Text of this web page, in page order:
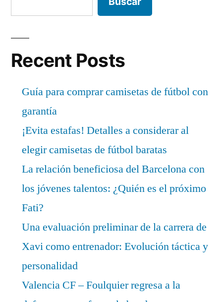
Recent Posts
Guía para comprar camisetas de fútbol con
garantía
¡Evita estafas! Detalles a considerar al
elegir camisetas de fútbol baratas
La relación beneficiosa del Barcelona con
los jóvenes talentos: ¿Quién es el próximo
Fati?
Una evaluación preliminar de la carrera de
Xavi como entrenador: Evolución táctica y
personalidad
Valencia CF – Foulquier regresa a la